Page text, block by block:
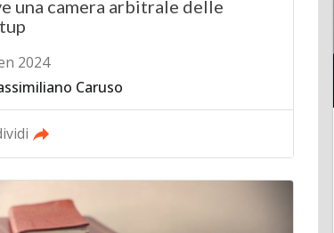
una camera arbitrale delle
2024
Caruso